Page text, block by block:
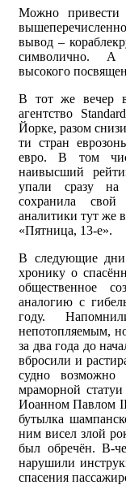
Можно привести
вывод –
символично. А
высокого
В тот же вечер
агентство
Йорке, разом
ти стран
евро. В том
наивысший
упали сразу на
сохранила
аналитики тут же
«Пятница, 13-е».
В следующие
хронику о
общественное
аналогию с
году.
непотопляемым,
за два года до
вбросили и
судно возможно
мраморной
Иоанном Павлом
бутылка
ним висел злой
был обречён. В-
нарушили
спасения